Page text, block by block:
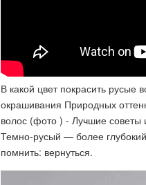
В какой цвет покрасить
окрашивания Природных
волос (фото ) - Лучшие советы
Темно-русый — более
помнить: вернуться.